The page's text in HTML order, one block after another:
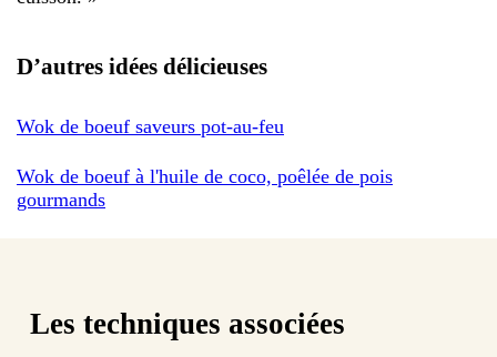
D’autres idées délicieuses
Wok de boeuf saveurs pot-au-feu
Wok de boeuf à l'huile de coco, poêlée de pois
gourmands
Les techniques associées